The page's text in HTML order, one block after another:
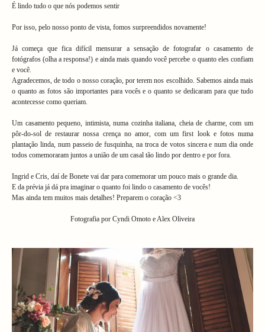
É lindo tudo o que nós podemos sentir
Por isso, pelo nosso ponto de vista, fomos surpreendidos novamente!
Já começa que fica difícil mensurar a sensação de fotografar o casamento de
fotógrafos (olha a responsa!) e ainda mais quando você percebe o quanto eles confiam
e você.
Agradecemos, de todo o nosso coração, por terem nos escolhido. Sabemos ainda mais
o quanto as fotos são importantes para vocês e o quanto se dedicaram para que tudo
acontecesse como queriam.
Um casamento pequeno, intimista, numa cozinha italiana, cheia de charme, com um
pôr-do-sol de restaurar nossa crença no amor, com um first look e fotos numa
plantação linda, num passeio de fusquinha, na troca de votos sincera e num dia onde
todos comemoraram juntos a união de um casal tão lindo por dentro e por fora.
Ingrid e Cris, daí de Bonete vai dar para comemorar um pouco mais o grande dia.
E da prévia já dá pra imaginar o quanto foi lindo o casamento de vocês!
Mas ainda tem muitos mais detalhes! Preparem o coração <3
Fotografia por Cyndi Omoto e Alex Oliveira